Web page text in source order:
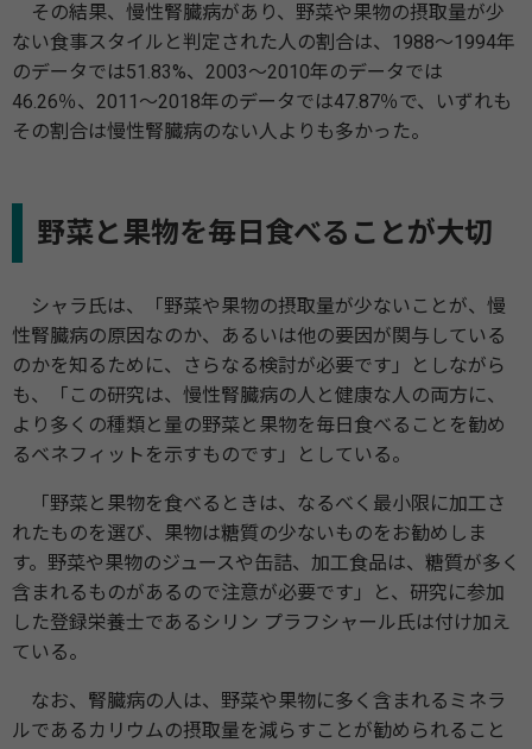
その結果、慢性腎臓病があり、野菜や果物の摂取量が少
ない食事スタイルと判定された人の割合は、1988～1994年
のデータでは51.83%、2003～2010年のデータでは
46.26％、2011～2018年のデータでは47.87％で、いずれも
その割合は慢性腎臓病のない人よりも多かった。
野菜と果物を毎日食べることが大切
シャラ氏は、「野菜や果物の摂取量が少ないことが、慢
性腎臓病の原因なのか、あるいは他の要因が関与している
のかを知るために、さらなる検討が必要です」としながら
も、「この研究は、慢性腎臓病の人と健康な人の両方に、
より多くの種類と量の野菜と果物を毎日食べることを勧め
るベネフィットを示すものです」としている。
「野菜と果物を食べるときは、なるべく最小限に加工さ
れたものを選び、果物は糖質の少ないものをお勧めしま
す。野菜や果物のジュースや缶詰、加工食品は、糖質が多く
含まれるものがあるので注意が必要です」と、研究に参加
した登録栄養士であるシリン プラフシャール氏は付け加え
ている。
なお、腎臓病の人は、野菜や果物に多く含まれるミネラ
ルであるカリウムの摂取量を減らすことが勧められること